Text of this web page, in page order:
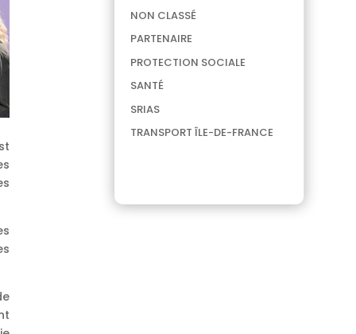
NON CLASSÉ
PARTENAIRE
PROTECTION SOCIALE
SANTÉ
SRIAS
TRANSPORT ÎLE-DE-FRANCE